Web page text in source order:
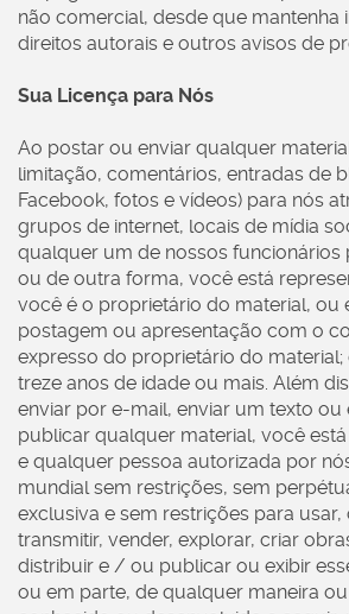
não comercial, desde que mantenha
direitos autorais e outros avisos de
Sua Licença para Nós
Ao postar ou enviar qualquer
limitação, comentários, entradas de
Facebook, fotos e vídeos) para nós
grupos de internet, locais de mídia
qualquer um de nossos funcionários
ou de outra forma, você está
você é o proprietário do material, ou
postagem ou apresentação com o
expresso do proprietário do material;
treze anos de idade ou mais. Além
enviar por e-mail, enviar um texto ou
publicar qualquer material, você
e qualquer pessoa autorizada por
mundial sem restrições, sem
exclusiva e sem restrições para usar,
transmitir, vender, explorar, criar
distribuir e / ou publicar ou exibir
ou em parte, de qualquer maneira